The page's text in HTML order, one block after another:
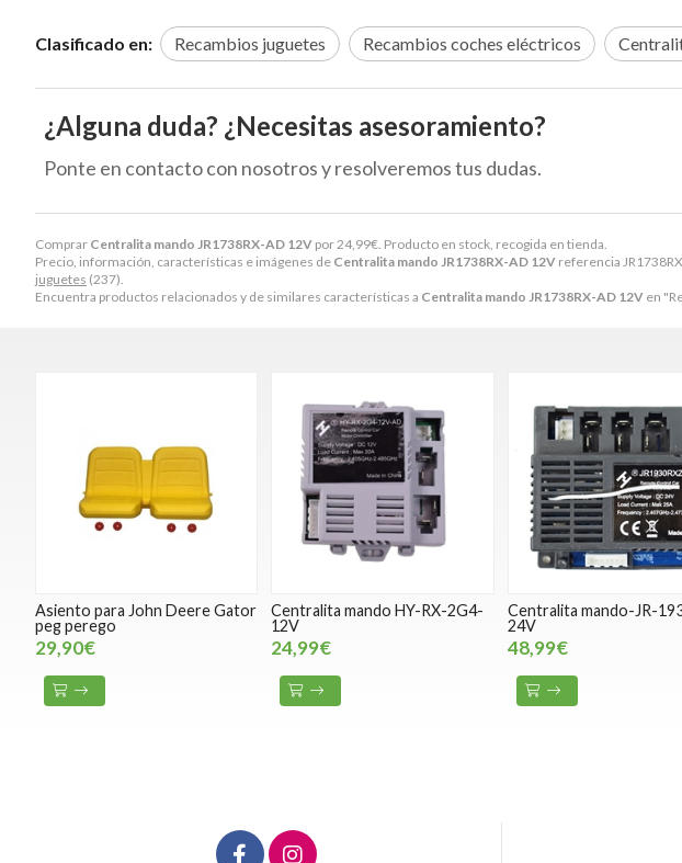
Comprar Centralita mando JR1738RX-AD 12V por 24,99€ . Producto en stock, recogida en tienda.
Precio, información, características e imágenes de Centralita mando JR1738RX-AD 12V referencia
juguetes (237).
Encuentra productos relacionados y de similares características a Centralita mando JR1738RX-AD 12V en
Clasificado en: Recambios juguetes Recambios coches eléctricos
¿Alguna duda? ¿Necesitas asesoramiento?
Ponte en contacto con nosotros y resolveremos tus dudas.
Asiento para John Deere Gator
peg perego
29,90€
Centralita mando HY-RX-2G4-
12V
24,99€
Centralita mando-JR-
24V
48,99€